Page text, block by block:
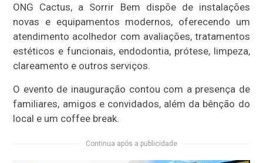
ONG Cactus, a Sorrir Bem dispõe de instalações
novas e equipamentos modernos, oferecendo um
atendimento acolhedor com avaliações, tratamentos
estéticos e funcionais, endodontia, prótese, limpeza,
clareamento e outros serviços.
O evento de inauguração contou com a presença de
familiares, amigos e convidados, além da bênção do
local e um coffee break.
Continua após a publicidade